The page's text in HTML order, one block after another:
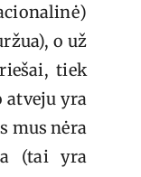
o už
tiek
atveju yra
mus nėra
(tai yra